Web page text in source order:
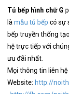
Tủ bếp hình chữ G
là mẫu tủ bếp có sự
bếp truyền thống
hệ trực tiếp với
ưu đãi nhất.
Mọi thông tin liên hệ
Website: http://